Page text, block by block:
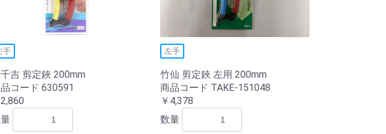
手
吉 剪定鋏 200mm
コード 630591
2,860
左手
竹仙 剪定鋏 左用 200mm
商品コード TAKE-151048
￥4,378
数量